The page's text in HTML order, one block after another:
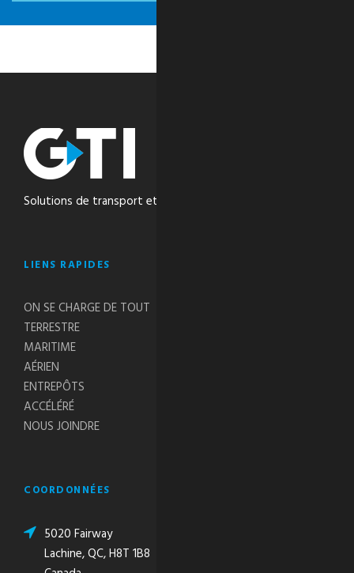
Solutions de transport et de logistique intégrées
LIENS RAPIDES
ON SE CHARGE DE TOUT
TERRESTRE
MARITIME
AÉRIEN
ENTREPÔTS
ACCÉLÉRÉ
NOUS JOINDRE
COORDONNÉES
5020 Fairway
Lachine, QC, H8T 1B8